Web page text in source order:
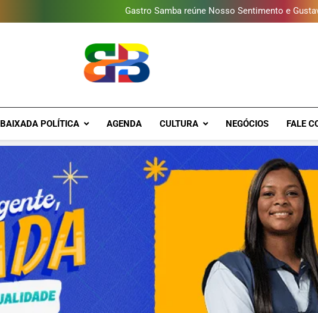
como
Gastro Samba reúne Nosso Sentimento e
Shopping Grande Rio sorteia MacBook e
Guanabara tem diversas opções de vinhos
Gastro Samba reúne Nosso Sentimento e
Shopping Grande Rio sorteia MacBook e
Obra garante a preservação de 190 milhões
Brava Baixada
BAIXADA POLÍTICA AGENDA CULTURA NEGÓCIOS FALE